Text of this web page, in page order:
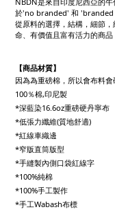
於'no branded' 和 'branded
從原料的選擇，結構，細節
命、有價值且富有活力的商品
【商品材質】
因為為重磅棉，所以會布料
100％棉,印尼製
*深藍染16.6oz重磅硬丹寧布
*低張力纖維(質地舒適)
*紅線車織邊
*窄版直筒版型
*手縫製內側口袋紅線字
*100%純棉
*100%手工製作
*手工Wabash布標